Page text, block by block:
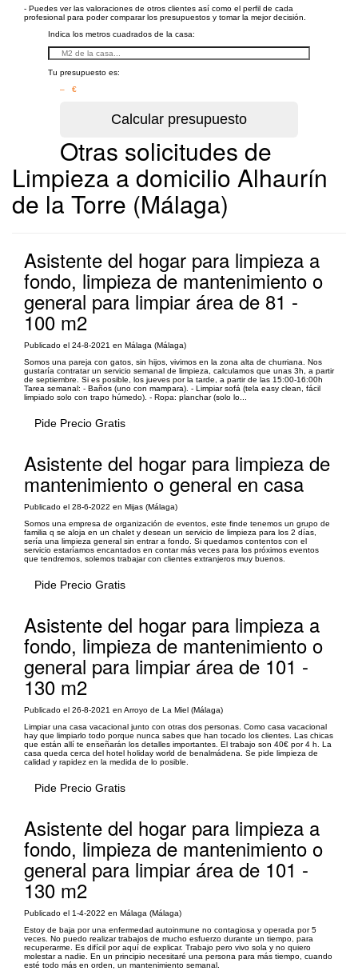
- Puedes ver las valoraciones de otros clientes así como el perfil de cada
profesional para poder comparar los presupuestos y tomar la mejor decisión.
Indica los metros cuadrados de la casa:
Tu presupuesto es:
– €
Otras solicitudes de
Limpieza a domicilio Alhaurín
de la Torre (Málaga)
Asistente del hogar para limpieza a
fondo, limpieza de mantenimiento o
general para limpiar área de 81 -
100 m2
Publicado el 24-8-2021 en Málaga (Málaga)
Somos una pareja con gatos, sin hijos, vivimos en la zona alta de churriana. Nos
gustaría contratar un servicio semanal de limpieza, calculamos que unas 3h, a partir
de septiembre. Si es posible, los jueves por la tarde, a partir de las 15:00-16:00h
Tarea semanal: - Baños (uno con mampara). - Limpiar sofá (tela easy clean, fácil
limpiado solo con trapo húmedo). - Ropa: planchar (solo lo...
Pide Precio Gratis
Asistente del hogar para limpieza de
mantenimiento o general en casa
Publicado el 28-6-2022 en Mijas (Málaga)
Somos una empresa de organización de eventos, este finde tenemos un grupo de
familia q se aloja en un chalet y desean un servicio de limpieza para los 2 días,
sería una limpieza general sin entrar a fondo. Si quedamos contentos con el
servicio estaríamos encantados en contar más veces para los próximos eventos
que tendremos, solemos trabajar con clientes extranjeros muy buenos.
Pide Precio Gratis
Asistente del hogar para limpieza a
fondo, limpieza de mantenimiento o
general para limpiar área de 101 -
130 m2
Publicado el 26-8-2021 en Arroyo de La Miel (Málaga)
Limpiar una casa vacacional junto con otras dos personas. Como casa vacacional
hay que limpiarlo todo porque nunca sabes que han tocado los clientes. Las chicas
que están allí te enseñarán los detalles importantes. El trabajo son 40€ por 4 h. La
casa queda cerca del hotel holiday world de benalmádena. Se pide limpieza de
calidad y rapidez en la medida de lo posible.
Pide Precio Gratis
Asistente del hogar para limpieza a
fondo, limpieza de mantenimiento o
general para limpiar área de 101 -
130 m2
Publicado el 1-4-2022 en Málaga (Málaga)
Estoy de baja por una enfermedad autoinmune no contagiosa y operada por 5
veces. No puedo realizar trabajos de mucho esfuerzo durante un tiempo, para
recuperarme. Es difícil por aquí de explicar. Trabajo pero vivo sola y no quiero
molestar a nadie. En un principio necesitaré una persona para más tiempo, cuando
esté todo más en orden, un mantenimiento semanal.